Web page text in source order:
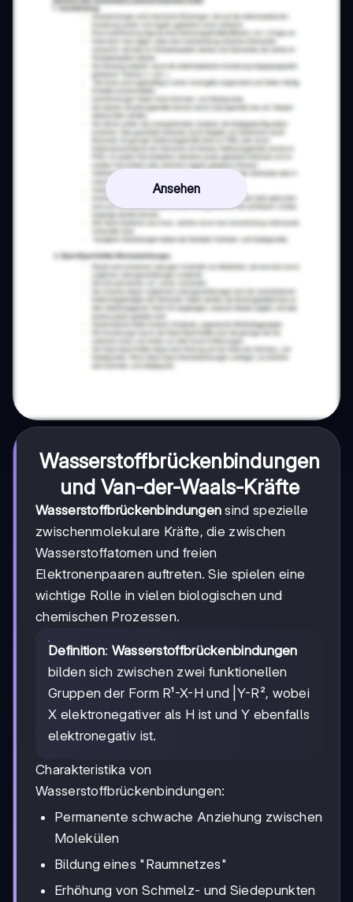
Ansehen
Wasserstoffbrückenbindungen
und Van-der-Waals-Kräfte
Wasserstoffbrückenbindungen sind spezielle
zwischenmolekulare Kräfte, die zwischen
Wasserstoffatomen und freien
Elektronenpaaren auftreten. Sie spielen eine
wichtige Rolle in vielen biologischen und
chemischen Prozessen.
Definition: Wasserstoffbrückenbindungen
bilden sich zwischen zwei funktionellen
Gruppen der Form R¹-X-H und |Y-R², wobei
X elektronegativer als H ist und Y ebenfalls
elektronegativ ist.
Charakteristika von
Wasserstoffbrückenbindungen:
Permanente schwache Anziehung zwischen
Molekülen
Bildung eines "Raumnetzes"
Erhöhung von Schmelz- und Siedepunkten